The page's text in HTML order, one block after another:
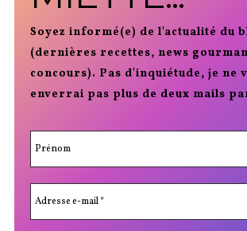
Soyez informé(e) de l'actualité du
(dernières recettes, news
concours). Pas d'inquiétude, je ne
enverrai pas plus de deux mails